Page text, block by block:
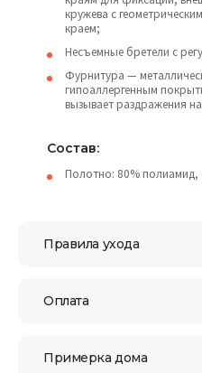
кружева с
краем;
Несъемные бретели с
Фурнитура —
гипоаллергенным
вызывает раздражения
Состав:
Полотно: 80% полиамид,
Правила ухода
Оплата
Примерка дома